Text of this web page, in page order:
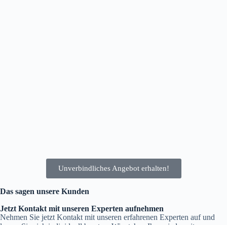
Unverbindliches Angebot erhalten!
Das sagen unsere Kunden
Jetzt Kontakt mit unseren Experten aufnehmen
Nehmen Sie jetzt Kontakt mit unseren erfahrenen Experten auf und